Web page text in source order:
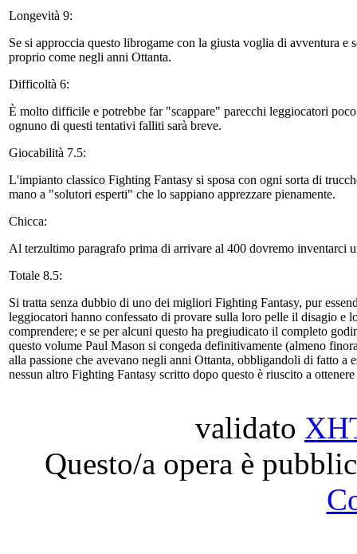
Longevità 9:
Se si approccia questo librogame con la giusta voglia di avventura
proprio come negli anni Ottanta.
Difficoltà 6:
È molto difficile e potrebbe far "scappare" parecchi leggiocatori
ognuno di questi tentativi falliti sarà breve.
Giocabilità 7.5:
L'impianto classico Fighting Fantasy si sposa con ogni sorta di
mano a "solutori esperti" che lo sappiano apprezzare pienamente.
Chicca:
Al terzultimo paragrafo prima di arrivare al 400 dovremo inventarci
Totale 8.5:
Si tratta senza dubbio di uno dei migliori Fighting Fantasy, pur
leggiocatori hanno confessato di provare sulla loro pelle il disagio e
comprendere; e se per alcuni questo ha pregiudicato il completo
questo volume Paul Mason si congeda definitivamente (almeno
alla passione che avevano negli anni Ottanta, obbligandoli di fatto a
nessun altro Fighting Fantasy scritto dopo questo è riuscito a
validato
Questo/a opera è